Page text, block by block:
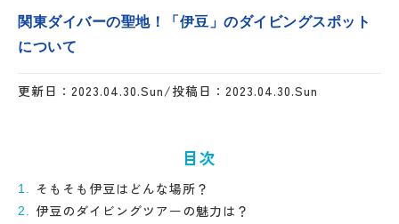
関東ダイバーの聖地！「伊豆」のダイビングスポット
について
更新日：2023.04.30.Sun/投稿日：2023.04.30.Sun
目次
そもそも伊豆はどんな場所？
伊豆のダイビングツアーの魅力は？